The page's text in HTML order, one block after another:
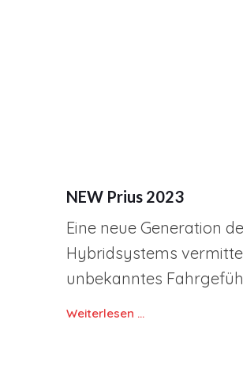
NEW Prius 2023
Eine neue Generation
Hybridsystems
unbekanntes
Weiterlesen …